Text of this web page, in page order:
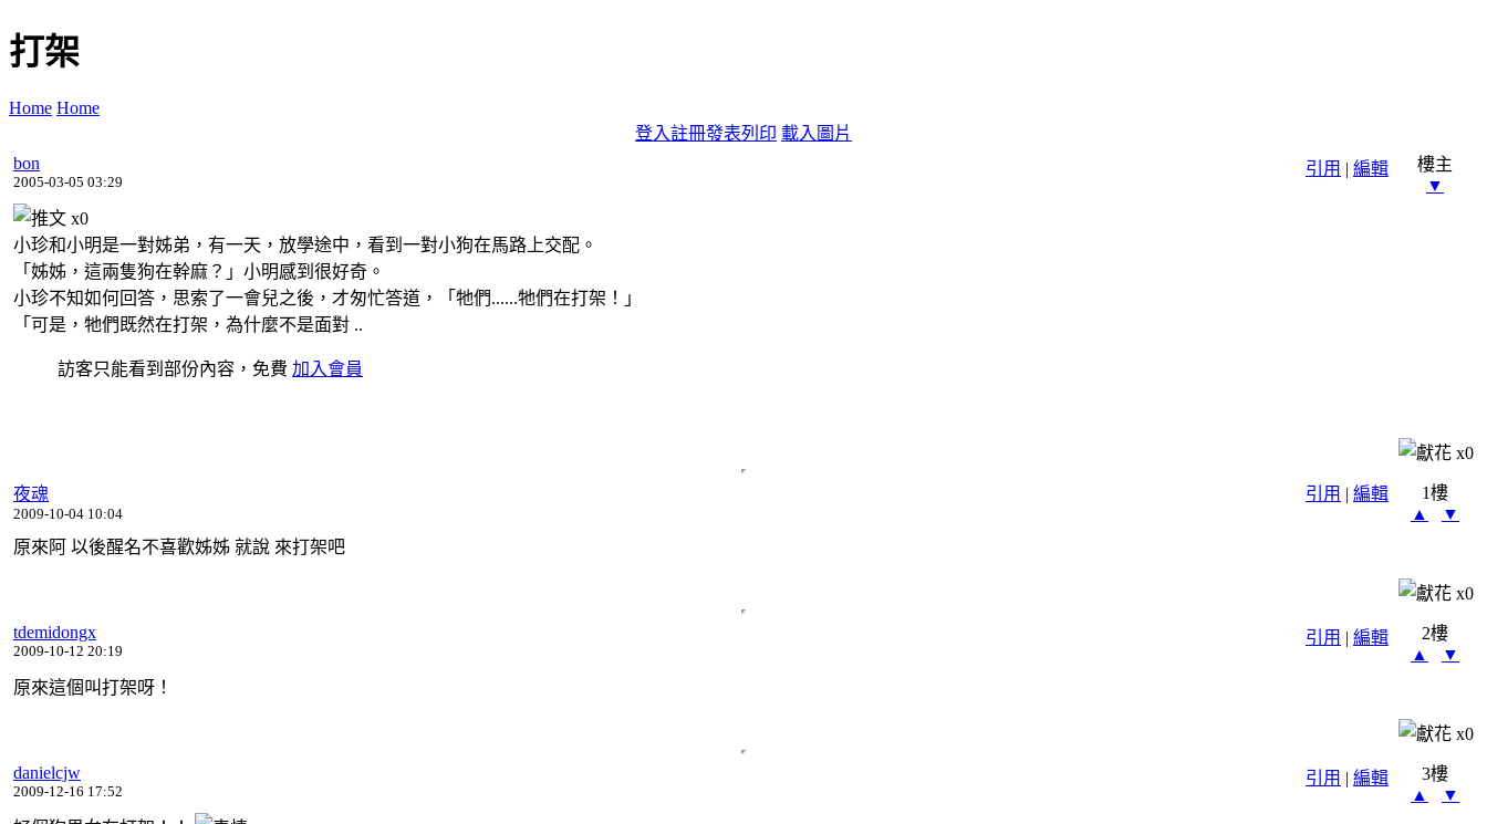
打架
Home Home
登入註冊發表列印 載入圖片
引用 | 編輯
bon
2005-03-05 03:29
樓主
▼
x0
小珍和小明是一對姊弟，有一天，放學途中，看到一對小狗在馬路上交配。
「姊姊，這兩隻狗在幹麻？」小明感到很好奇。
小珍不知如何回答，思索了一會兒之後，才匆忙答道，「牠們......牠們在打架！」
「可是，牠們既然在打架，為什麼不是面對 ..
訪客只能看到部份內容，免費 加入會員
x0
引用 | 編輯
夜魂
2009-10-04 10:04
1樓
▲
▼
原來阿 以後醒名不喜歡姊姊 就說 來打架吧
x0
引用 | 編輯
tdemidongx
2009-10-12 20:19
2樓
▲
▼
原來這個叫打架呀！
x0
引用 | 編輯
danielcjw
2009-12-16 17:52
3樓
▲
▼